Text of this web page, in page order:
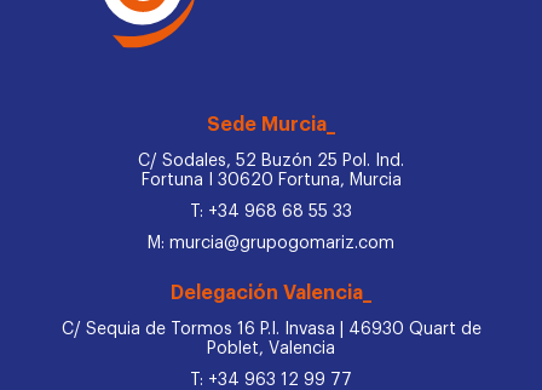
Sede Murcia_
C/ Sodales, 52 Buzón 25 Pol. Ind.
Fortuna I 30620 Fortuna, Murcia
T: +34 968 68 55 33
M: murcia@grupogomariz.com
Delegación Valencia_
C/ Sequia de Tormos 16 P.I. Invasa | 46930 Quart de
Poblet, Valencia
T: +34 963 12 99 77